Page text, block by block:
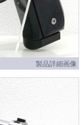
製品詳細画像